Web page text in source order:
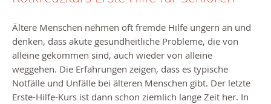
Ältere Menschen nehmen oft fremde Hilfe ungern an und
denken, dass akute gesundheitliche Probleme, die von
alleine gekommen sind, auch wieder von alleine
weggehen. Die Erfahrungen zeigen, dass es typische
Notfälle und Unfälle bei älteren Menschen gibt. Der letzte
Erste-Hilfe-Kurs ist dann schon ziemlich lange Zeit her. In